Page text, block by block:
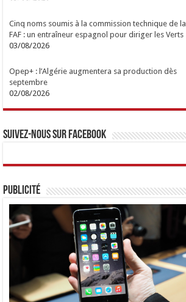
Cinq noms soumis à la commission technique de la
FAF : un entraîneur espagnol pour diriger les Verts
03/08/2026
Opep+ : l’Algérie augmentera sa production dès
septembre
02/08/2026
Suivez-nous sur Facebook
Publicité